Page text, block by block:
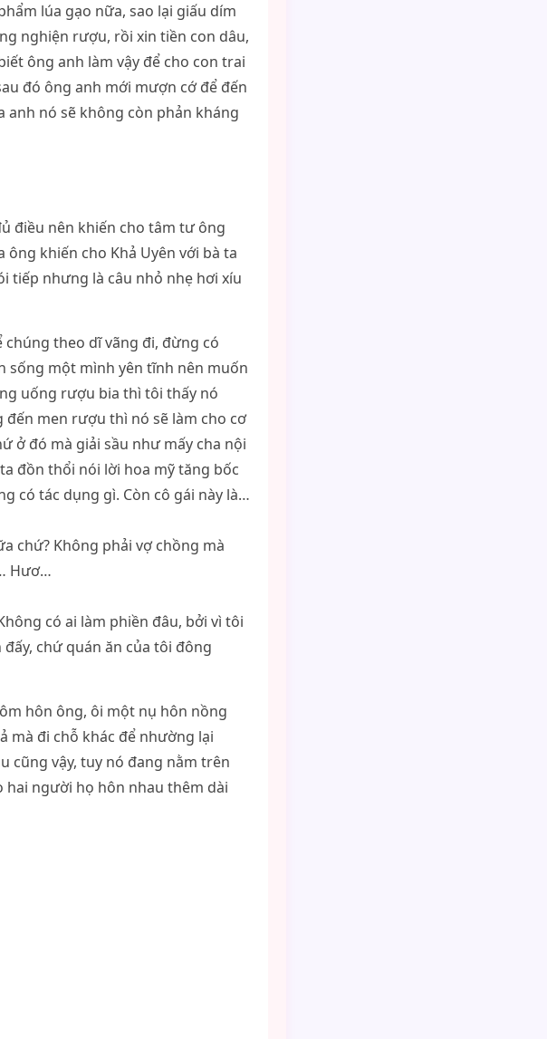
lúa gạo nữa, sao lại giấu dím
nghiện rượu, rồi xin tiền con dâu,
ông anh làm vậy để cho con trai
đó ông anh mới mượn cớ để đến
nó sẽ không còn phản kháng
điều nên khiến cho tâm tư ông
khiến cho Khả Uyên với bà ta
tiếp nhưng là câu nhỏ nhẹ hơi xíu
chúng theo dĩ vãng đi, đừng có
sống một mình yên tĩnh nên muốn
uống rượu bia thì tôi thấy nó
men rượu thì nó sẽ làm cho cơ
ở đó mà giải sầu như mấy cha nội
đồn thổi nói lời hoa mỹ tăng bốc
có tác dụng gì. Còn cô gái này là…
chứ? Không phải vợ chồng mà
Hươ…
có ai làm phiền đâu, bởi vì tôi
chứ quán ăn của tôi đông
hôn ông, ôi một nụ hôn nồng
mà đi chỗ khác để nhường lại
cũng vậy, tuy nó đang nằm trên
hai người họ hôn nhau thêm dài